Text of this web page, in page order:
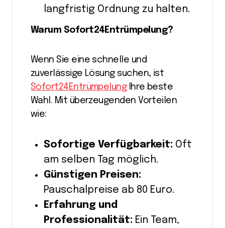
langfristig Ordnung zu halten.
Warum Sofort24Entrümpelung?
Wenn Sie eine schnelle und
zuverlässige Lösung suchen, ist
Sofort24EntrümpelungIhre beste
Wahl. Mit überzeugenden Vorteilen
wie:
Sofortige Verfügbarkeit: Oft
am selben Tag möglich.
Günstigen Preisen:
Pauschalpreise ab 80 Euro.
Erfahrung und
Professionalität: Ein Team,